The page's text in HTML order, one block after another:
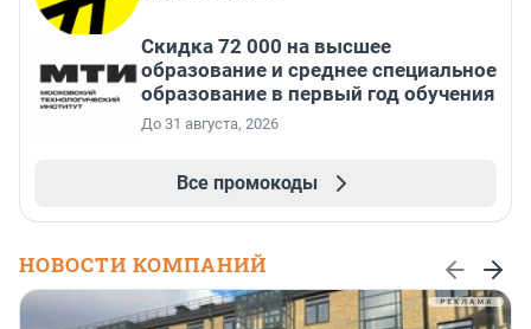
Скидка 72 000 на высшее
образование и среднее специальное
образование в первый год обучения
До 31 августа, 2026
Все промокоды
НОВОСТИ КОМПАНИЙ